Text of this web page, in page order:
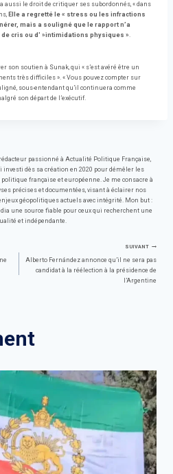
aussi le droit de critiquer ses subordonnés, « dans
Elle a regretté le « stress ou les infractions
mais a souligné que le rapport n’a
cris ou d' »intimidations physiques ».
son soutien à Sunak, qui « s’est avéré être un
très difficiles ». « Vous pouvez compter sur
sous-entendant qu’il continuera comme
son départ de l’exécutif.
passionné à Actualité Politique Française,
investi dès sa création en 2020 pour démêler les
française et européenne. Je me consacre à
précises et documentées, visant à éclairer nos
géopolitiques actuels avec intégrité. Mon but :
une source fiable pour ceux qui recherchent une
et indépendante.
SUIVANT
Alberto Fernández annonce qu’il ne sera pas
candidat à la réélection à la présidence de
l’Argentine